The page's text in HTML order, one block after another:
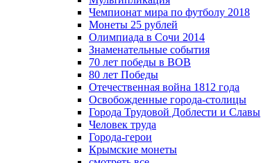
Чемпионат мира по футболу 2018
Монеты 25 рублей
Олимпиада в Сочи 2014
Знаменательные события
70 лет победы в ВОВ
80 лет Победы
Отечественная война 1812 года
Освобожденные города-столицы
Города Трудовой Доблести и Славы
Человек труда
Города-герои
Крымские монеты